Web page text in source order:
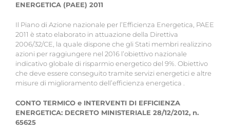
ENERGETICA (PAEE) 2011
Il Piano di Azione nazionale per l’Efficienza Energetica, PAEE
2011 è stato elaborato in attuazione della Direttiva
2006/32/CE, la quale dispone che gli Stati membri realizzino
azioni per raggiungere nel 2016 l’obiettivo nazionale
indicativo globale di risparmio energetico del 9%. Obiettivo
che deve essere conseguito tramite servizi energetici e altre
misure di miglioramento dell’efficienza energetica .
CONTO TERMICO e INTERVENTI DI EFFICIENZA
ENERGETICA: DECRETO MINISTERIALE 28/12/2012, n.
65625